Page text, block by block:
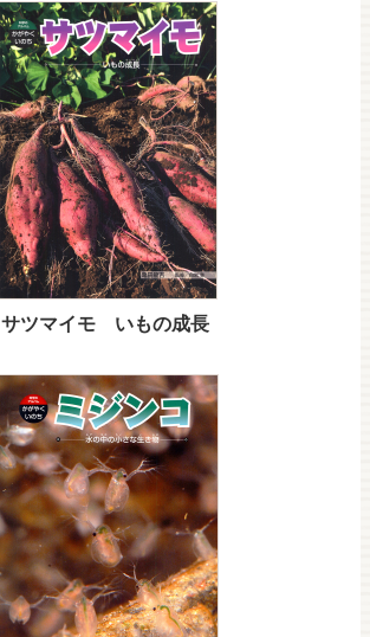
サツマイモ いもの成長